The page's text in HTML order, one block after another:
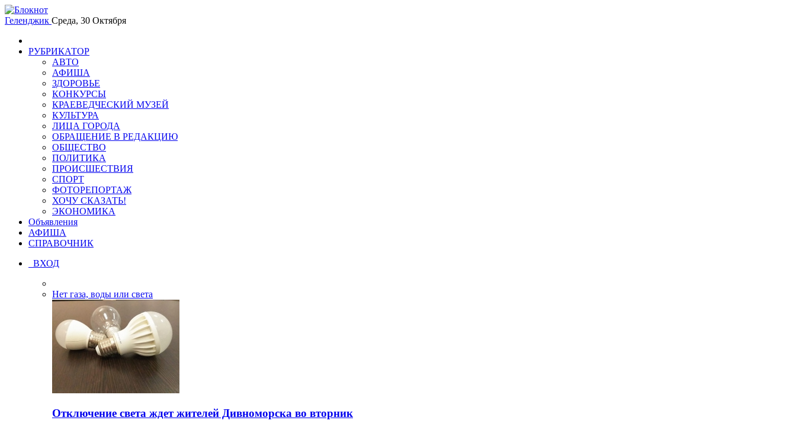
Геленджик Среда, 30 Октября
РУБРИКАТОР
АВТО
АФИША
ЗДОРОВЬЕ
КОНКУРСЫ
КРАЕВЕДЧЕСКИЙ МУЗЕЙ
КУЛЬТУРА
ЛИЦА ГОРОДА
ОБРАЩЕНИЕ В РЕДАКЦИЮ
ОБЩЕСТВО
ПОЛИТИКА
ПРОИСШЕСТВИЯ
СПОРТ
ФОТОРЕПОРТАЖ
ХОЧУ СКАЗАТЬ!
ЭКОНОМИКА
Объявления
АФИША
СПРАВОЧНИК
ВХОД
Нет газа, воды или света
Отключение света ждет жителей Дивноморска во вторник